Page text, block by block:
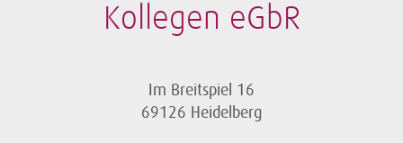
Kollegen eGbR
Im Breitspiel 16
69126 Heidelberg